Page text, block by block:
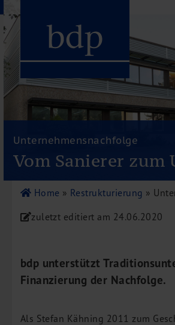
Hauptmenu
Home
Unternehmenswerte
Publikationen
Videos
Leistungen
Rechtsberatung
Unternehmensnachfolge
Vom Sanierer zum
Home » Restrukturierung »
zuletzt editiert am 24.06.2020
bdp unterstützt
Finanzierung der Nachfolge.
Als Stefan Kähning 2011 zum